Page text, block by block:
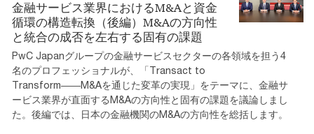
金融サービス業界におけるM&Aと資金
循環の構造転換（後編）M&Aの方向性
と統合の成否を左右する固有の課題
PwC Japanグループの金融サービスセクターの各領域を担う4
名のプロフェッショナルが、「Transact to
Transform――M&Aを通じた変革の実現」をテーマに、金融サ
ービス業界が直面するM&Aの方向性と固有の課題を議論しまし
た。後編では、日本の金融機関のM&Aの方向性を総括します。